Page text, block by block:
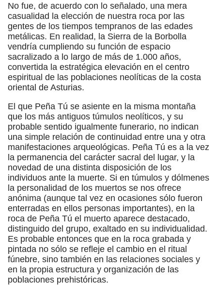
No fue, de acuerdo con lo señalado, una mera
casualidad la elección de nuestra roca por las
gentes de los tiempos tempranos de las edades
metálicas. En realidad, la Sierra de la Borbolla
vendría cumpliendo su función de espacio
sacralizado a lo largo de más de 1.000 años,
convertida la estratégica elevación en el centro
espiritual de las poblaciones neolíticas de la costa
oriental de Asturias.
El que Peña Tú se asiente en la misma montaña
que los más antiguos túmulos neolíticos, y su
probable sentido igualmente funerario, no indican
una simple relación de continuidad entre una y otra
manifestaciones arqueológicas. Peña Tú es a la vez
la permanencia del carácter sacral del lugar, y la
novedad de una distinta disposición de los
individuos ante la muerte. Si en túmulos y dólmenes
la personalidad de los muertos se nos ofrece
anónima (aunque tal vez en ocasiones sólo fueron
enterradas en ellos personas importantes), en la
roca de Peña Tú el muerto aparece destacado,
distinguido del grupo, exaltado en su individualidad.
Es probable entonces que en la roca grabada y
pintada no sólo se refleje el cambio en el ritual
fúnebre, sino también en las relaciones sociales y
en la propia estructura y organización de las
poblaciones prehistóricas.